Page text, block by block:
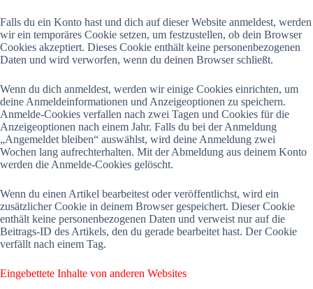
Falls du ein Konto hast und dich auf dieser Website anmeldest, werden
wir ein temporäres Cookie setzen, um festzustellen, ob dein Browser
Cookies akzeptiert. Dieses Cookie enthält keine personenbezogenen
Daten und wird verworfen, wenn du deinen Browser schließt.
Wenn du dich anmeldest, werden wir einige Cookies einrichten, um
deine Anmeldeinformationen und Anzeigeoptionen zu speichern.
Anmelde-Cookies verfallen nach zwei Tagen und Cookies für die
Anzeigeoptionen nach einem Jahr. Falls du bei der Anmeldung
„Angemeldet bleiben“ auswählst, wird deine Anmeldung zwei
Wochen lang aufrechterhalten. Mit der Abmeldung aus deinem Konto
werden die Anmelde-Cookies gelöscht.
Wenn du einen Artikel bearbeitest oder veröffentlichst, wird ein
zusätzlicher Cookie in deinem Browser gespeichert. Dieser Cookie
enthält keine personenbezogenen Daten und verweist nur auf die
Beitrags-ID des Artikels, den du gerade bearbeitet hast. Der Cookie
verfällt nach einem Tag.
Eingebettete Inhalte von anderen Websites